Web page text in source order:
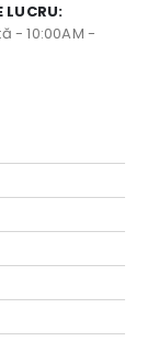
LUCRU:
- 10:00AM -